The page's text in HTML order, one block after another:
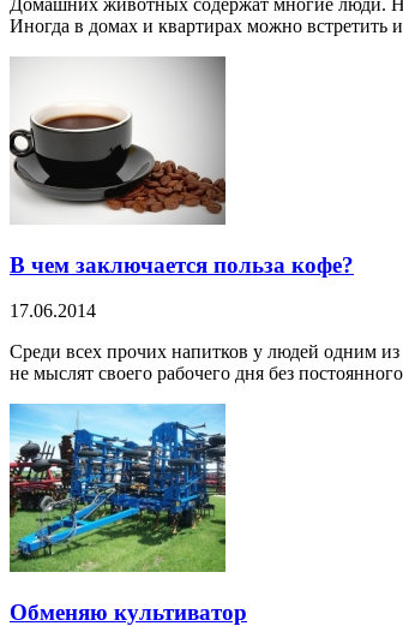
Иногда в домах и квартирах можно встретить
В чем заключается польза кофе?
17.06.2014
Среди всех прочих напитков у людей одним из
не мыслят своего рабочего дня без
Обменяю культиватор